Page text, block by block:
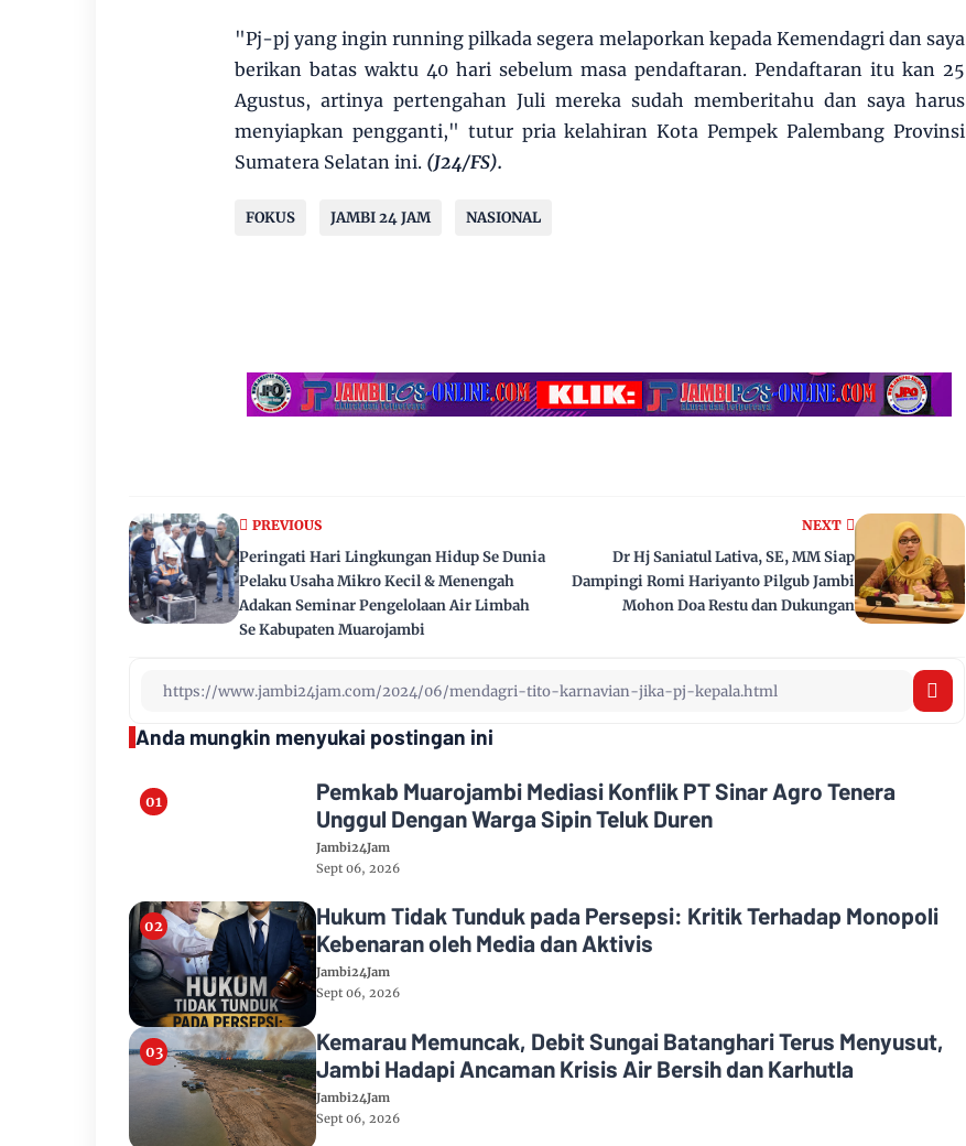
"Pj-pj yang ingin running pilkada segera melaporkan kepada Kemendagri dan saya
berikan batas waktu 40 hari sebelum masa pendaftaran. Pendaftaran itu kan 25
Agustus, artinya pertengahan Juli mereka sudah memberitahu dan saya harus
menyiapkan pengganti," tutur pria kelahiran Kota Pempek Palembang Provinsi
Sumatera Selatan ini. (J24/FS).
FOKUS JAMBI 24 JAM NASIONAL
NEXT
Dr Hj Saniatul Lativa, SE, MM Siap
Dampingi Romi Hariyanto Pilgub Jambi
Mohon Doa Restu dan Dukungan
PREVIOUS
Peringati Hari Lingkungan Hidup Se Dunia
Pelaku Usaha Mikro Kecil & Menengah
Adakan Seminar Pengelolaan Air Limbah
Se Kabupaten Muarojambi
Anda mungkin menyukai postingan ini
Pemkab Muarojambi Mediasi Konflik PT Sinar Agro Tenera
Unggul Dengan Warga Sipin Teluk Duren
Jambi24Jam
Sept 06, 2026
Hukum Tidak Tunduk pada Persepsi: Kritik Terhadap Monopoli
Kebenaran oleh Media dan Aktivis
Jambi24Jam
Sept 06, 2026
Kemarau Memuncak, Debit Sungai Batanghari Terus Menyusut,
Jambi Hadapi Ancaman Krisis Air Bersih dan Karhutla
Jambi24Jam
Sept 06, 2026